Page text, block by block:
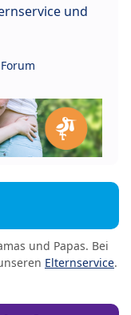
und
und Papas. Bei
Elternservice.